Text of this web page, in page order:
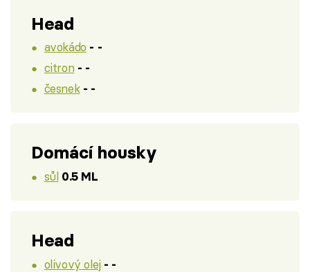
Head
avokádo - -
citron - -
česnek - -
Domácí housky
sůl 0.5 ML
Head
olivový olej - -